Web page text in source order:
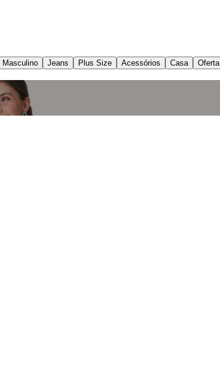
Masculino Jeans Plus Size Acessórios Casa Oferta